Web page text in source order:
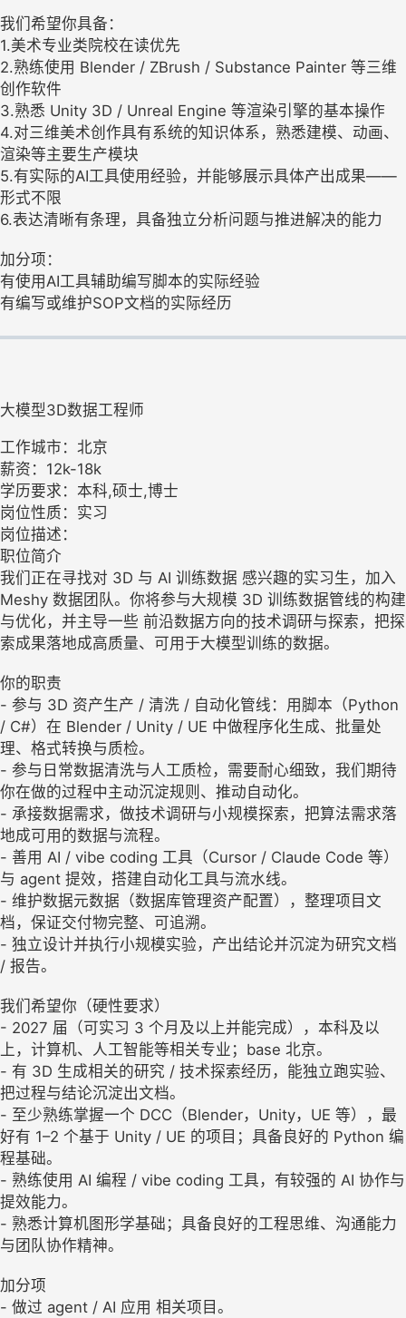
我们希望你具备：
1.美术专业类院校在读优先
2.熟练使用 Blender / ZBrush / Substance Painter 等三维
创作软件
3.熟悉 Unity 3D / Unreal Engine 等渲染引擎的基本操作
4.对三维美术创作具有系统的知识体系，熟悉建模、动画、
渲染等主要生产模块
5.有实际的AI工具使用经验，并能够展示具体产出成果——
形式不限
6.表达清晰有条理，具备独立分析问题与推进解决的能力
加分项：
有使用AI工具辅助编写脚本的实际经验
有编写或维护SOP文档的实际经历
大模型3D数据工程师
工作城市：北京
薪资：12k-18k
学历要求：本科,硕士,博士
岗位性质：实习
岗位描述：
职位简介
我们正在寻找对 3D 与 AI 训练数据 感兴趣的实习生，加入
Meshy 数据团队。你将参与大规模 3D 训练数据管线的构建
与优化，并主导一些 前沿数据方向的技术调研与探索，把探
索成果落地成高质量、可用于大模型训练的数据。
你的职责
- 参与 3D 资产生产 / 清洗 / 自动化管线：用脚本（Python
/ C#）在 Blender / Unity / UE 中做程序化生成、批量处
理、格式转换与质检。
- 参与日常数据清洗与人工质检，需要耐心细致，我们期待
你在做的过程中主动沉淀规则、推动自动化。
- 承接数据需求，做技术调研与小规模探索，把算法需求落
地成可用的数据与流程。
- 善用 AI / vibe coding 工具（Cursor / Claude Code 等）
与 agent 提效，搭建自动化工具与流水线。
- 维护数据元数据（数据库管理资产配置），整理项目文
档，保证交付物完整、可追溯。
- 独立设计并执行小规模实验，产出结论并沉淀为研究文档
/ 报告。
我们希望你（硬性要求）
- 2027 届（可实习 3 个月及以上并能完成），本科及以
上，计算机、人工智能等相关专业；base 北京。
- 有 3D 生成相关的研究 / 技术探索经历，能独立跑实验、
把过程与结论沉淀出文档。
- 至少熟练掌握一个 DCC（Blender，Unity，UE 等），最
好有 1–2 个基于 Unity / UE 的项目；具备良好的 Python 编
程基础。
- 熟练使用 AI 编程 / vibe coding 工具，有较强的 AI 协作与
提效能力。
- 熟悉计算机图形学基础；具备良好的工程思维、沟通能力
与团队协作精神。
加分项
- 做过 agent / AI 应用 相关项目。